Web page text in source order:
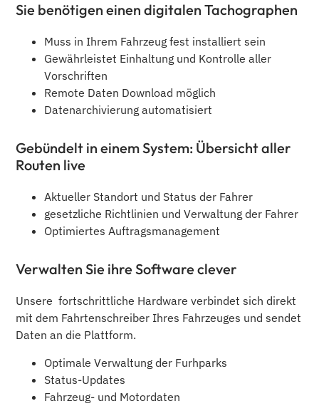
Sie benötigen einen digitalen Tachographen
Muss in Ihrem Fahrzeug fest installiert sein
Gewährleistet Einhaltung und Kontrolle aller
Vorschriften
Remote Daten Download möglich
Datenarchivierung automatisiert
Gebündelt in einem System: Übersicht aller
Routen live
Aktueller Standort und Status der Fahrer
gesetzliche Richtlinien und Verwaltung der Fahrer
Optimiertes Auftragsmanagement
Verwalten Sie ihre Software clever
Unsere fortschrittliche Hardware verbindet sich direkt
mit dem Fahrtenschreiber Ihres Fahrzeuges und sendet
Daten an die Plattform.
Optimale Verwaltung der Furhparks
Status-Updates
Fahrzeug- und Motordaten